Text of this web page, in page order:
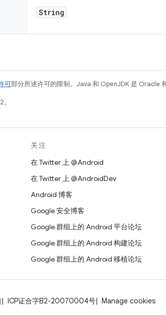
String
可部分所述许可的限制。Java 和 OpenJDK 是 Oracle
关注
在 Twitter 上 @Android
在 Twitter 上 @AndroidDev
Android 博客
Google 安全博客
Google 群组上的 Android 平台论坛
Google 群组上的 Android 构建论坛
Google 群组上的 Android 移植论坛
ICP证合字B2-20070004号 Manage cookies